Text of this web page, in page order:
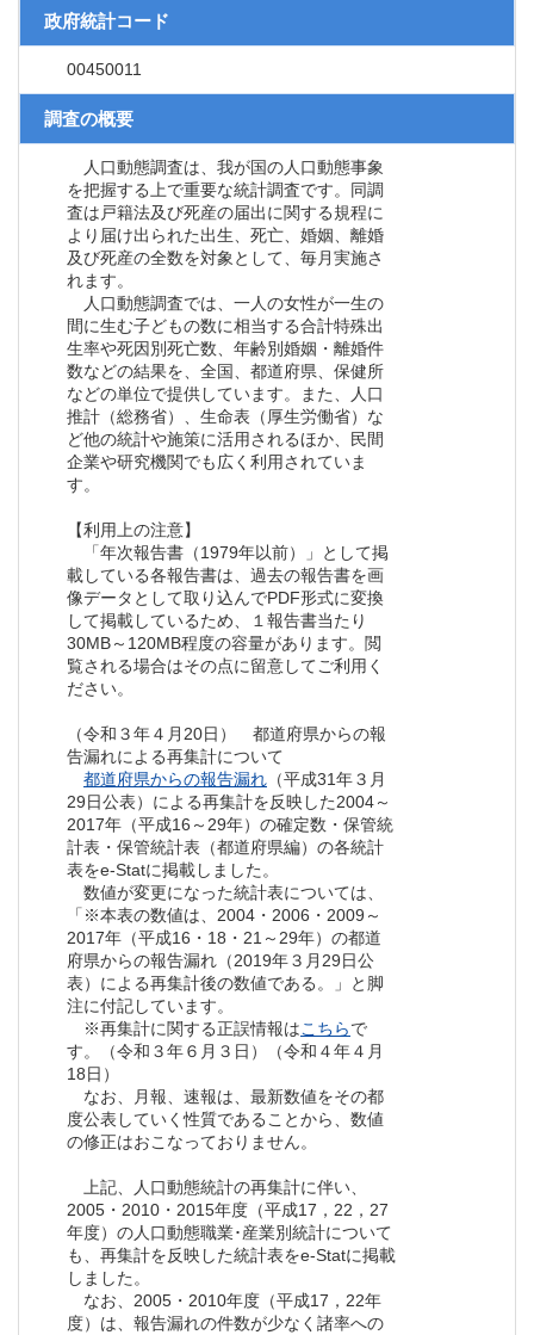
政府統計コード
00450011
調査の概要
人口動態調査は、我が国の人口動態事象
を把握する上で重要な統計調査です。同調
査は戸籍法及び死産の届出に関する規程に
より届け出られた出生、死亡、婚姻、離婚
及び死産の全数を対象として、毎月実施さ
れます。
人口動態調査では、一人の女性が一生の
間に生む子どもの数に相当する合計特殊出
生率や死因別死亡数、年齢別婚姻・離婚件
数などの結果を、全国、都道府県、保健所
などの単位で提供しています。また、人口
推計（総務省）、生命表（厚生労働省）な
ど他の統計や施策に活用されるほか、民間
企業や研究機関でも広く利用されていま
す。
【利用上の注意】
「年次報告書（1979年以前）」として掲
載している各報告書は、過去の報告書を画
像データとして取り込んでPDF形式に変換
して掲載しているため、１報告書当たり
30MB～120MB程度の容量があります。閲
覧される場合はその点に留意してご利用く
ださい。
（令和３年４月20日） 都道府県からの報
告漏れによる再集計について
都道府県からの報告漏れ （平成31年３月
29日公表）による再集計を反映した2004～
2017年（平成16～29年）の確定数・保管統
計表・保管統計表（都道府県編）の各統計
表をe-Statに掲載しました。
数値が変更になった統計表については、
「※本表の数値は、2004・2006・2009～
2017年（平成16・18・21～29年）の都道
府県からの報告漏れ（2019年３月29日公
表）による再集計後の数値である。」と脚
注に付記しています。
※再集計に関する正誤情報はこちらで
す。（令和３年６月３日）（令和４年４月
18日）
なお、月報、速報は、最新数値をその都
度公表していく性質であることから、数値
の修正はおこなっておりません。
上記、人口動態統計の再集計に伴い、
2005・2010・2015年度（平成17，22，27
年度）の人口動態職業･産業別統計について
も、再集計を反映した統計表をe-Statに掲載
しました。
なお、2005・2010年度（平成17，22年
度）は、報告漏れの件数が少なく諸率への